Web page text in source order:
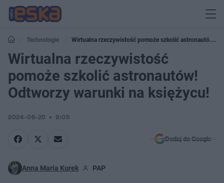
Technologie
Wirtualna rzeczywistość pomoże szkolić astronautów!
Odtworzy warunki na księżycu!
Wirtualna rzeczywistość
pomoże szkolić astronautów!
Odtworzy warunki na księżycu!
2024-06-20 9:05
Dodaj do Google
Anna Maria Kurek PAP